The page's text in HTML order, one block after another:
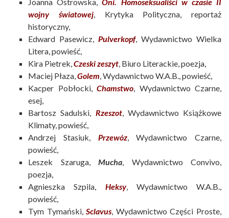
wojny światowej, Krytyka Polityczna, reportaż
historyczny,
Edward Pasewicz, Pulverkopf, Wydawnictwo Wielka
Litera, powieść,
Kira Pietrek,Czeski zeszyt, Biuro Literackie, poezja,
Maciej Płaza,Golem, Wydawnictwo W.A.B., powieść,
Kacper Pobłocki,Chamstwo, Wydawnictwo Czarne,
esej,
Bartosz Sadulski, Rzeszot, Wydawnictwo Książkowe
Klimaty, powieść,
Andrzej Stasiuk, Przewóz, Wydawnictwo Czarne,
powieść,
Leszek Szaruga, Mucha, Wydawnictwo Convivo,
poezja,
Agnieszka Szpila, Heksy, Wydawnictwo W.A.B.,
powieść,
Tym Tymański,Sclavus, Wydawnictwo Części Proste,